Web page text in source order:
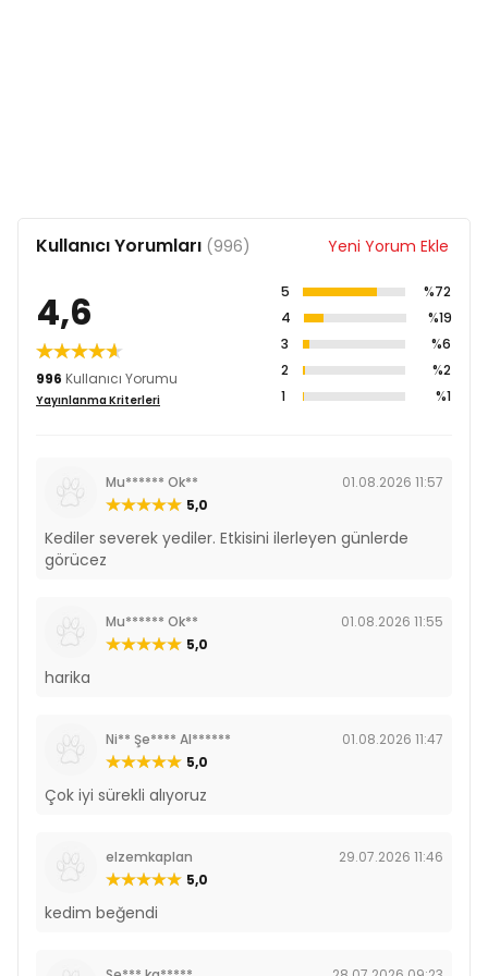
Kullanıcı Yorumları (996) Yeni Yorum Ekle
4,6
996 Kullanıcı Yorumu
Yayınlanma Kriterleri
5
%72
4
%19
3
%6
2
%2
1
%1
Mu****** Ok**
01.08.2026 11:57
5,0
Kediler severek yediler. Etkisini ilerleyen günlerde
görücez
Mu****** Ok**
01.08.2026 11:55
5,0
harika
Ni** Şe**** Al******
01.08.2026 11:47
5,0
Çok iyi sürekli alıyoruz
elzemkaplan
29.07.2026 11:46
5,0
kedim beğendi